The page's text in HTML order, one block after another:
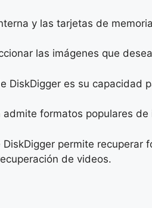
y las tarjetas de
las imágenes que
DiskDigger es su capacidad
formatos populares de
permite
de videos.